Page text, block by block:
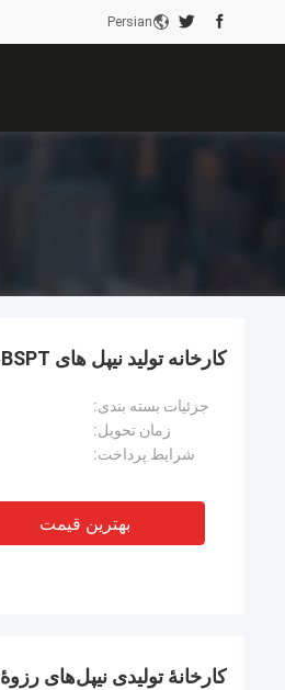
Persian
کارخانه تولید نیپل های BSPT، نوع نیپل های بسته
جزئیات بسته بندی:
زمان تحویل:
شرایط پرداخت:
بهترین قیمت
کارخانهٔ تولیدی نیپل‌های رزوهٔ NPT، نوع نیپل‌های بسته